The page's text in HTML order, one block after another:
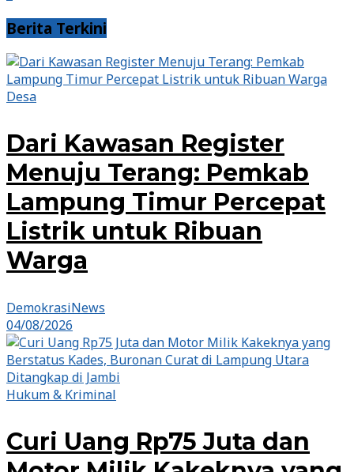
Berita Terkini
Desa
Dari Kawasan Register
Menuju Terang: Pemkab
Lampung Timur Percepat
Listrik untuk Ribuan
Warga
DemokrasiNews
04/08/2026
Hukum & Kriminal
Curi Uang Rp75 Juta dan